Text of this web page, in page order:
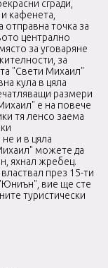
сгради,
кафенета,
точка за
централно
за уговаряне
за
"Свети Михаил"
кула в цяла
размери
е на повече
тя ленсо заема
и в цяла
можете да
яхнал жребец.
през 15-ти
вие ще сте
туристически